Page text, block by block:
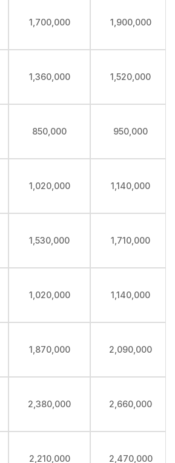
1,700,000 1,900,000
1,360,000 1,520,000
850,000 950,000
1,020,000 1,140,000
1,530,000 1,710,000
1,020,000 1,140,000
1,870,000 2,090,000
2,380,000 2,660,000
2,210,000 2,470,000